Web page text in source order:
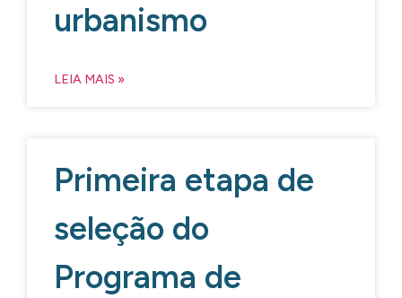
urbanismo
LEIA MAIS »
Primeira etapa de
seleção do
Programa de